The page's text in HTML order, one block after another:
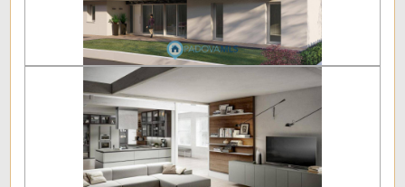
Nuova costruzione
Lusso